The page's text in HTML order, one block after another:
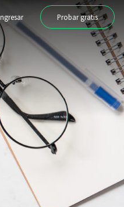
Probar gratis